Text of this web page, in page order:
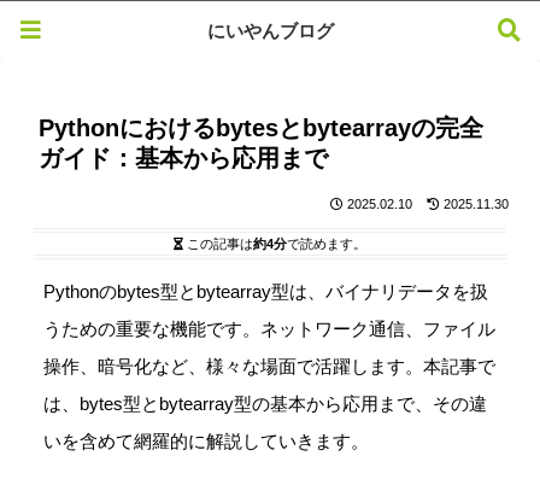
Pythonにおけるbytesとbytearrayの完全
ガイド：基本から応用まで
2025.02.10 2025.11.30
この記事は約4分で読めます。
Pythonのbytes型とbytearray型は、バイナリデータを扱
うための重要な機能です。ネットワーク通信、ファイル
操作、暗号化など、様々な場面で活躍します。本記事で
は、bytes型とbytearray型の基本から応用まで、その違
いを含めて網羅的に解説していきます。
にいやんブログ